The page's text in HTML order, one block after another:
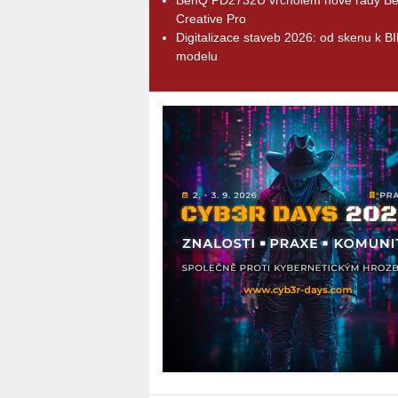
Creative Pro
Digitalizace staveb 2026: od skenu k
modelu